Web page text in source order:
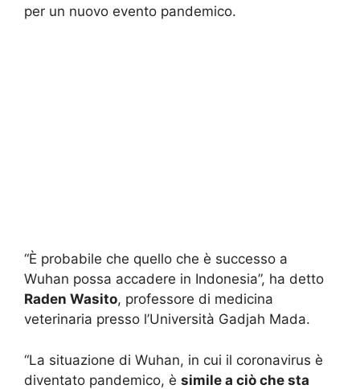
per un nuovo evento pandemico.
“È probabile che quello che è successo a
Wuhan possa accadere in Indonesia”, ha detto
Raden Wasito, professore di medicina
veterinaria presso l’Università Gadjah Mada.
“La situazione di Wuhan, in cui il coronavirus è
diventato pandemico, è simile a ciò che sta